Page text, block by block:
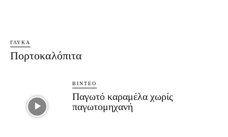
ΓΛΥΚΆ
Πορτοκαλόπιτα
ΒΊΝΤΕΟ
Παγωτό καραμέλα χωρίς
παγωτομηχανή